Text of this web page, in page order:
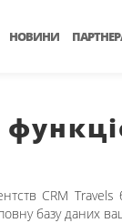
НОВИНИ
CRM
базу даних